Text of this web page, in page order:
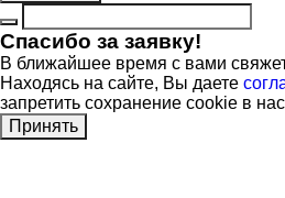
Cпасибо за заявку!
В ближайшее время с вами
Находясь на сайте, Вы даете
запретить сохранение cookie в
Принять